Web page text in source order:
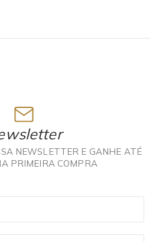
NEWSLETTER E GANHE ATÉ
PRIMEIRA COMPRA